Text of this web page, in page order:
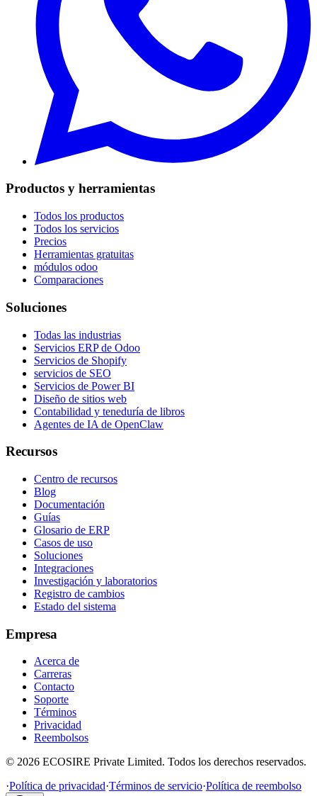
Productos y herramientas
Todos los productos
Todos los servicios
Precios
Herramientas gratuitas
módulos odoo
Comparaciones
Soluciones
Todas las industrias
Servicios ERP de Odoo
Servicios de Shopify
servicios de SEO
Servicios de Power BI
Diseño de sitios web
Contabilidad y teneduría de libros
Agentes de IA de OpenClaw
Recursos
Centro de recursos
Blog
Documentación
Guías
Glosario de ERP
Casos de uso
Soluciones
Integraciones
Investigación y laboratorios
Registro de cambios
Estado del sistema
Empresa
Acerca de
Carreras
Contacto
Soporte
Términos
Privacidad
Reembolsos
© 2026 ECOSIRE Private Limited. Todos los derechos reservados.
·Política de privacidad·Términos de servicio·Política de reembolso